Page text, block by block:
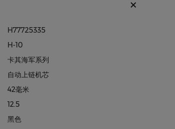
H77725335
H-10
卡其海军系列
自动上链机芯
42毫米
12.5
黑色